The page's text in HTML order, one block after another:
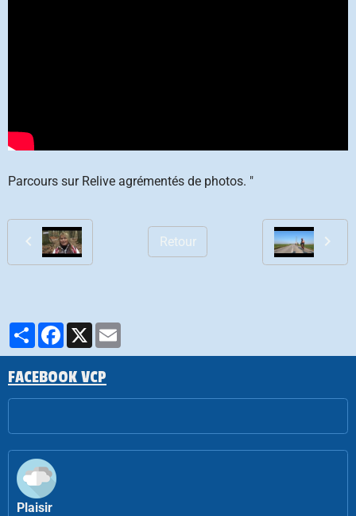
Parcours sur Relive agrémentés de photos. "
Retour
PartagerFacebook
X
FACEBOOK VCP
Plaisir